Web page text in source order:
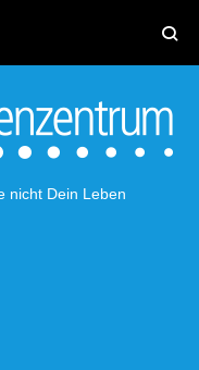
nicht Dein Leben